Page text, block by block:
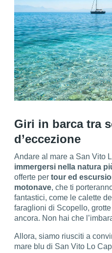
Giri in barca tra
d’eccezione
Andare al mare a San Vito
immergersi nella natura
offerte pertour ed
motonave, che ti
fantastici, come le calette
faraglioni di Scopello,
ancora. Non hai che
Allora, siamo riusciti a
mare blu di San Vito Lo